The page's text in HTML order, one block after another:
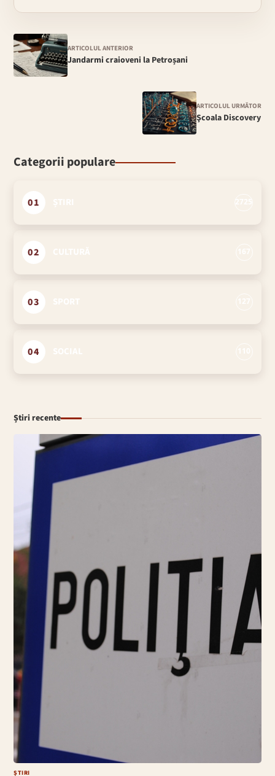
ARTICOLUL ANTERIOR
Jandarmi craioveni la Petroșani
ARTICOLUL URMĂTOR
Şcoala Discovery
Categorii populare
01
02
03
04
Știri recente
ȘTIRI